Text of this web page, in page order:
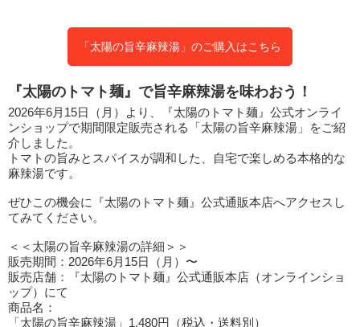
「太陽の旨辛麻辣湯」のご購入はこちら
『太陽のトマト麺』で旨辛麻辣湯を味わおう！
2026年6月15日（月）より、『太陽のトマト麺』公式オンライ
ンショップで期間限定販売される「太陽の旨辛麻辣湯」をご紹
介しました。
トマトの旨みとスパイスが調和した、自宅で楽しめる本格的な
麻辣湯です。
ぜひこの機会に『太陽のトマト麺』公式通販本店へアクセスし
てみてください。
＜＜太陽の旨辛麻辣湯の詳細＞＞
販売期間：2026年6月15日（月）〜
販売店舗：『太陽のトマト麺』公式通販本店（オンラインショ
ップ）にて
商品名：
「太陽の旨辛麻辣湯」1,480円（税込・送料別）